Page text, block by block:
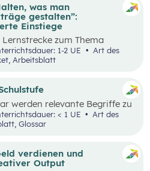
was man
gestalten”:
Einstiege
zum Thema
verspricht – Verträge
drei mögliche Einstiegsideen
1-2 UE
Art des
Arbeitsblatt
werden relevante Begriffe zu
“Energie und Ressourcen”
und Konsum” erklärt.
Arbeitsblätter zu
< 1 UE
Glossar
verdienen und
Output